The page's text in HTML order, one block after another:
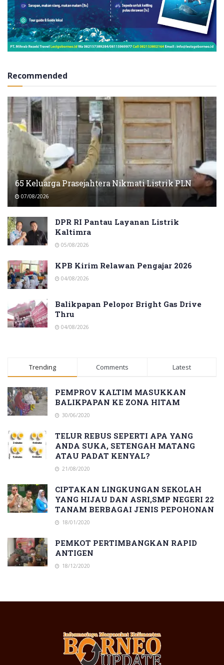
Recommended
65 Keluarga Prasejahtera Nikmati Listrik PLN
07/08/2026
DPR RI Pantau Layanan Listrik
Kaltimra
05/08/2026
KPB Kirim Relawan Pengajar 2026
04/08/2026
Balikpapan Pelopor Bright Gas Drive
Thru
04/08/2026
Trending Comments Latest
PEMPROV KALTIM MASUKKAN
BALIKPAPAN KE ZONA HITAM
30/06/2020
TELUR REBUS SEPERTI APA YANG
ANDA SUKA, SETENGAH MATANG
ATAU PADAT KENYAL?
21/08/2020
CIPTAKAN LINGKUNGAN SEKOLAH
YANG HIJAU DAN ASRI,SMP NEGERI 22
TANAM BERBAGAI JENIS PEPOHONAN
18/01/2020
PEMKOT PERTIMBANGKAN RAPID
ANTIGEN
18/12/2020